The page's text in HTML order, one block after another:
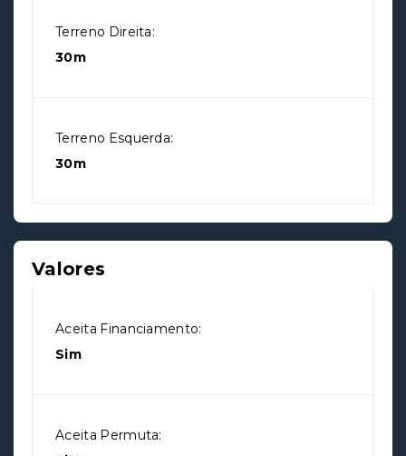
Terreno Direita:
30m
Terreno Esquerda:
30m
Valores
Aceita Financiamento:
Sim
Aceita Permuta: